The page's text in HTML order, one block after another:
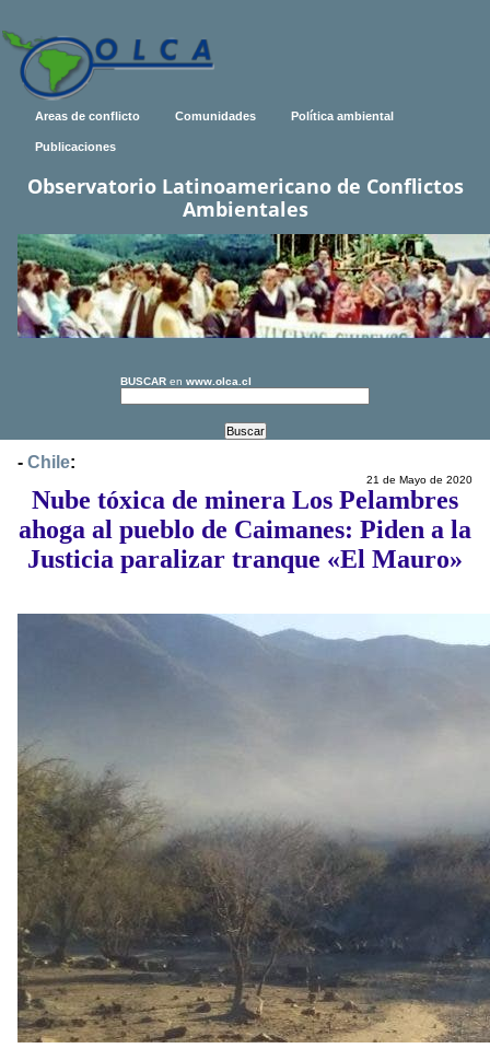
Areas de conflicto Comunidades Política ambiental
Publicaciones
Observatorio Latinoamericano de Conflictos
Ambientales
BUSCAR en www.olca.cl
- Chile:
21 de Mayo de 2020
Nube tóxica de minera Los Pelambres
ahoga al pueblo de Caimanes: Piden a la
Justicia paralizar tranque «El Mauro»